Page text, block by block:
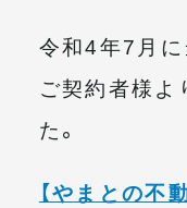
令和4年7月
ご契約者様よ
た。
【やまとの不